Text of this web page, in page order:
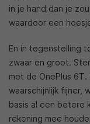
in je hand dan je
waardoor een
En in tegenstelling
zwaar en groot.
met de OnePlus
waarschijnlijk fijner,
basis al een betere
rekening mee